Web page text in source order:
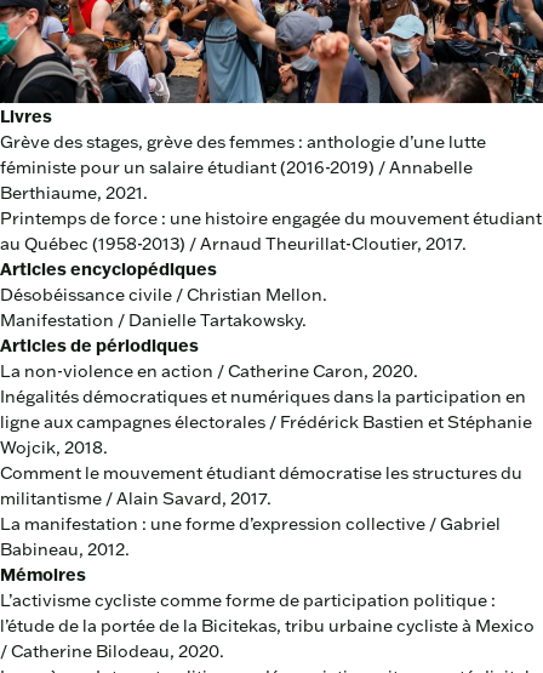
Livres
Grève des stages, grève des femmes : anthologie d’une lutte
féministe pour un salaire étudiant (2016-2019) / Annabelle
Berthiaume, 2021.
Printemps de force : une histoire engagée du mouvement étudiant
au Québec (1958-2013) / Arnaud Theurillat-Cloutier, 2017.
Articles encyclopédiques
Désobéissance civile / Christian Mellon.
Manifestation / Danielle Tartakowsky.
Articles de périodiques
La non-violence en action / Catherine Caron, 2020.
Inégalités démocratiques et numériques dans la participation en
ligne aux campagnes électorales / Frédérick Bastien et Stéphanie
Wojcik, 2018.
Comment le mouvement étudiant démocratise les structures du
militantisme / Alain Savard, 2017.
La manifestation : une forme d’expression collective / Gabriel
Babineau, 2012.
Mémoires
L’activisme cycliste comme forme de participation politique :
l’étude de la portée de la Bicitekas, tribu urbaine cycliste à Mexico
/ Catherine Bilodeau, 2020.